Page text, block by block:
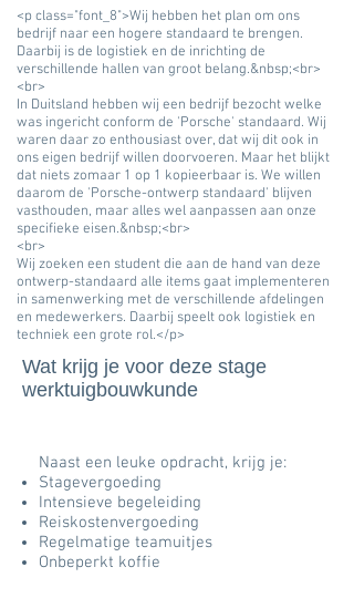
<p class="font_8">Wij hebben het plan om ons
bedrijf naar een hogere standaard te brengen.
Daarbij is de logistiek en de inrichting de
verschillende hallen van groot belang.&nbsp;<br>
<br>
In Duitsland hebben wij een bedrijf bezocht welke
was ingericht conform de 'Porsche' standaard. Wij
waren daar zo enthousiast over, dat wij dit ook in
ons eigen bedrijf willen doorvoeren. Maar het blijkt
dat niets zomaar 1 op 1 kopieerbaar is. We willen
daarom de 'Porsche-ontwerp standaard' blijven
vasthouden, maar alles wel aanpassen aan onze
specifieke eisen.&nbsp;<br>
<br>
Wij zoeken een student die aan de hand van deze
ontwerp-standaard alle items gaat implementeren
in samenwerking met de verschillende afdelingen
en medewerkers. Daarbij speelt ook logistiek en
techniek een grote rol.</p>
Wat krijg je voor deze stage
werktuigbouwkunde
Naast een leuke opdracht, krijg je:
Stagevergoeding
Intensieve begeleiding
Reiskostenvergoeding
Regelmatige teamuitjes
Onbeperkt koffie